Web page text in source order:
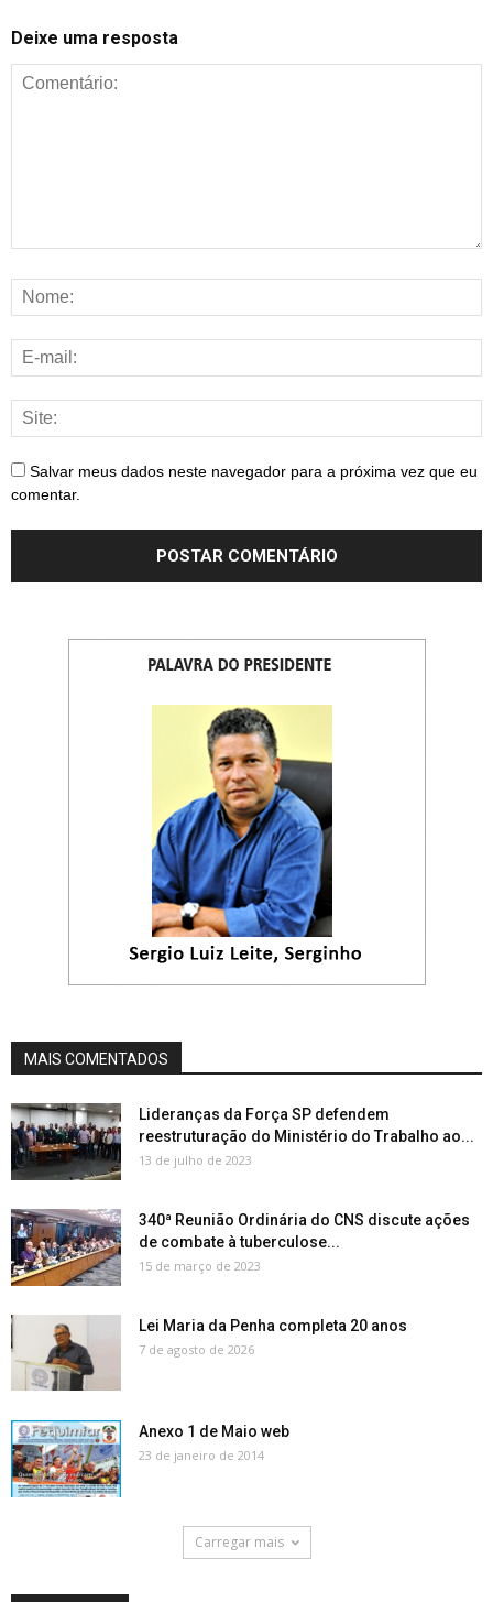
Deixe uma resposta
Salvar meus dados neste navegador para a próxima vez que eu
comentar.
MAIS COMENTADOS
Lideranças da Força SP defendem
reestruturação do Ministério do Trabalho ao...
13 de julho de 2023
340ª Reunião Ordinária do CNS discute ações
de combate à tuberculose...
15 de março de 2023
Lei Maria da Penha completa 20 anos
7 de agosto de 2026
Anexo 1 de Maio web
23 de janeiro de 2014
Carregar mais